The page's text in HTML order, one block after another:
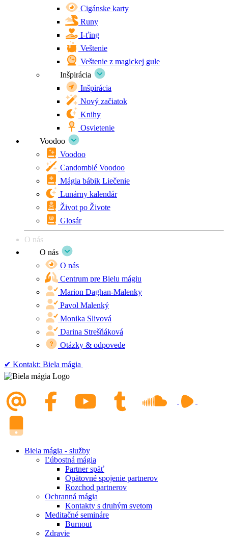
Cigánske karty
Runy
I-ťing
Veštenie
Veštenie z magickej gule
Inšpirácia
Inšpirácia
Nový začiatok
Knihy
Osvietenie
Voodoo
Voodoo
Candomblé Voodoo
Mágia bábik Liečenie
Lunárny kalendár
Život po Živote
Glosár
O nás
O nás
O nás
Centrum pre Bielu mágiu
Marion Daghan-Malenky
Pavol Malenký
Monika Slivová
Darina Strešňáková
Otázky & odpovede
✔︎ Kontakt: Biela mágia
Biela mágia - služby
Ľúbostná mágia
Partner späť
Opätovné spojenie partnerov
Rozchod partnerov
Ochranná mágia
Kontakty s druhým svetom
Meditačné semináre
Burnout
Zdravie